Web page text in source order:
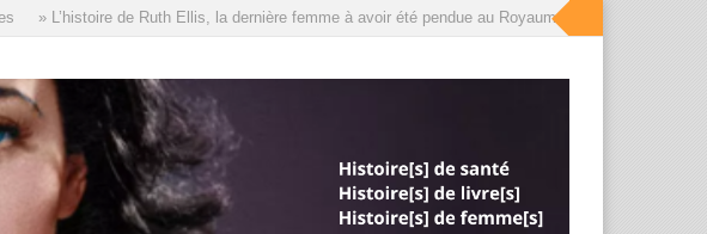
» L’histoire de Ruth Ellis, la dernière femme à avoir été pendue au Royaume-Uni, que le roi a